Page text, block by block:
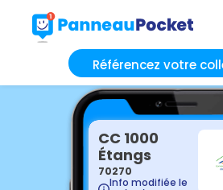
Référencez votre
CC 1000
Étangs
70270
Info modifiée le